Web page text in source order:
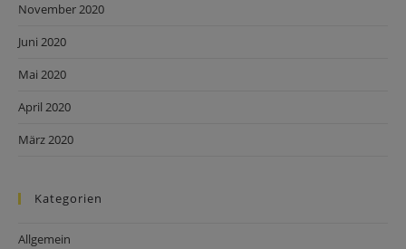
November 2020
Juni 2020
Mai 2020
April 2020
März 2020
Kategorien
Allgemein